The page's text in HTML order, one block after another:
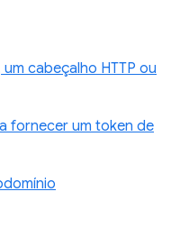
cabeçalho HTTP ou
fornecer um token de